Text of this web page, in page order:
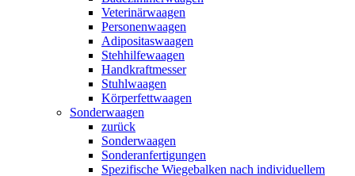
Veterinärwaagen
Personenwaagen
Adipositaswaagen
Stehhilfewaagen
Handkraftmesser
Stuhlwaagen
Körperfettwaagen
Sonderwaagen
zurück
Sonderwaagen
Sonderanfertigungen
Spezifische Wiegebalken nach individuellem